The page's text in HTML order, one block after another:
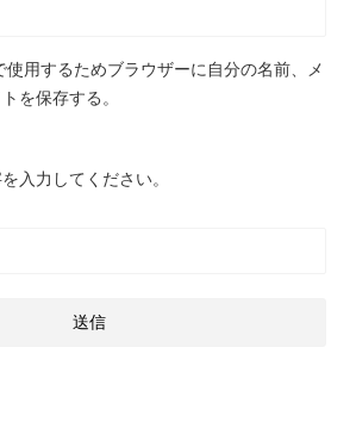
使用するためブラウザーに自分の名前、メ
を保存する。
入力してください。